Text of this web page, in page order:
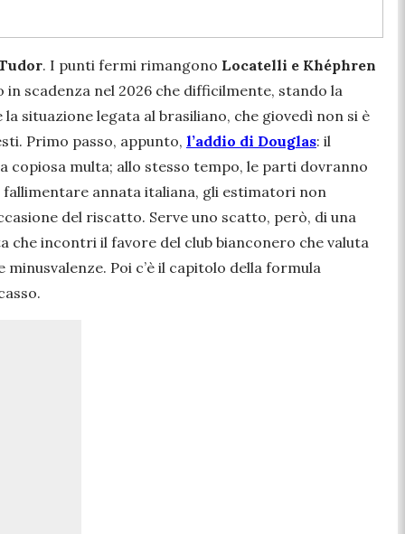
. I punti fermi rimangono Locatelli e Khéphren
scadenza nel 2026 che difficilmente, stando la
situazione legata al brasiliano, che giovedì non si è
Primo passo, appunto, l’addio di Douglas: il
copiosa multa; allo stesso tempo, le parti dovranno
annata italiana, gli estimatori non
del riscatto. Serve uno scatto, però, di una
che incontri il favore del club bianconero che valuta
Poi c’è il capitolo della formula